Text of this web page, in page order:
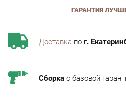
Доставкапог.